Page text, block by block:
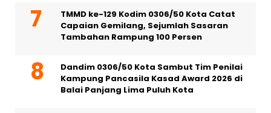
TMMD ke-129 Kodim 0306/50 Kota Catat
Capaian Gemilang, Sejumlah Sasaran
Tambahan Rampung 100 Persen
Dandim 0306/50 Kota Sambut Tim Penilai
Kampung Pancasila Kasad Award 2026 di
Balai Panjang Lima Puluh Kota